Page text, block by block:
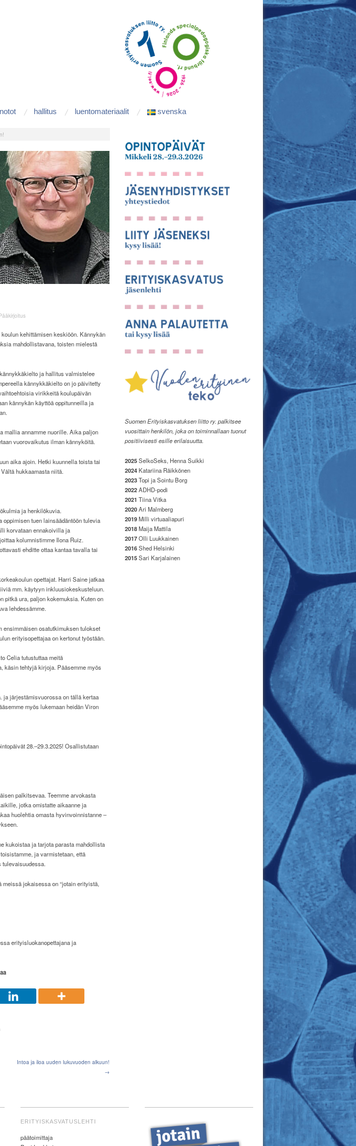
hallitus luentomateriaalit svenska
kehittämisen keskiöön. Kännykän
mahdollistavana, toisten mielestä
ja hallitus valmistelee
kännykkäkielto on jo päivitetty
virikkeitä koulupäivän
kännykän käyttöä oppitunneilla ja
mallia annamme nuorille. Aika paljon
vuorovaikutus ilman kännyköitä.
aika ajoin. Hetki kuunnella toista tai
hukkaamasta niitä.
ja henkilökuvia.
oppimisen tuen lainsäädäntöön tulevia
korvataan ennakoivilla ja
kolumnistimme Ilona Ruiz.
ehditte ottaa kantaa tavalla tai
opettajat. Harri Saine jatkaa
mm. käytyyn inkluusiokeskusteluun.
pitkä ura, paljon kokemuksia. Kuten on
lehdessämme.
osatutkimuksen tulokset
erityisopettajaa on kertonut työstään.
Celia tutustuttaa meitä
käsin tehtyjä kirjoja. Pääsemme myös
ja järjestämisvuorossa on tällä kertaa
myös lukemaan heidän Viron
28.–29.3.2025! Osallistutaan
palkitsevaa. Teemme arvokasta
jotka omistatte aikaanne ja
huolehtia omasta hyvinvoinnistanne –
kukoistaa ja tarjota parasta mahdollista
ja varmistetaan, että
tulevaisuudessa.
jokaisessa on “jotain erityistä,
erityisluokanopettajana ja
Intoa ja iloa uuden lukuvuoden alkuun!
→
Suomen Erityiskasvatuksen liitto ry. palkitsee
vuosittain henkilön, joka on toiminnallaan tuonut
positiivisesti esille erilaisuutta.
2025SelkoSeks, Henna Suikki
2024 Katariina Räikkönen
2023Topi ja Sointu Borg
2022ADHD-podi
2021 Tiina Vitka
2020Ari Malmberg
2019Milli virtuaaliapuri
2018Maija Mattila
2017Olli Luukkainen
2016Shed Helsinki
2015Sari Karjalainen
ERITYISKASVATUSLEHTI
päätoimittaja